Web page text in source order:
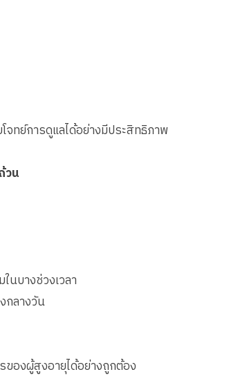
จทย์การดูแลได้อย่างมีประสิทธิภาพ
วน
นบางช่วงเวลา
กลางวัน
ของผู้สูงอายุได้อย่างถูกต้อง